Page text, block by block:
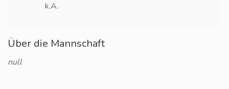
k.A.
Über die Mannschaft
null